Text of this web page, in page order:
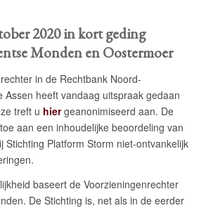
2020 in kort geding
Monden en Oostermoer
in de Rechtbank Noord-
Assen heeft vandaag uitspraak gedaan
treft u hiergeanonimiseerd aan. De
aan een inhoudelijke beoordeling van
Stichting Platform Storm niet-ontvankelijk
baseert de Voorzieningenrechter
De Stichting is, net als in de eerder